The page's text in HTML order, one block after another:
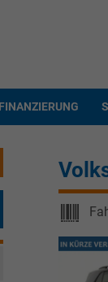
FINANZIERUNG